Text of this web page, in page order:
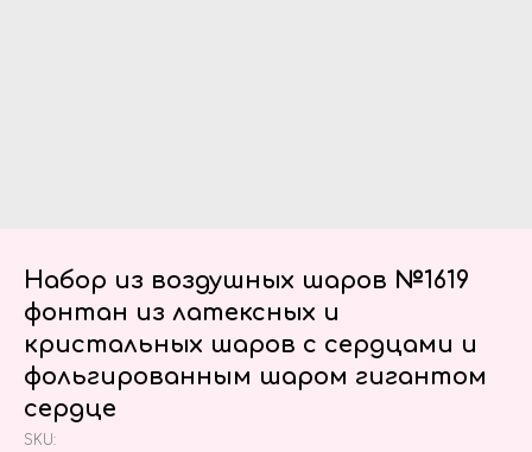
Набор из воздушных шаров №1619
фонтан из латексных и
кристальных шаров с сердцами и
фольгированным шаром гигантом
сердце
SKU: